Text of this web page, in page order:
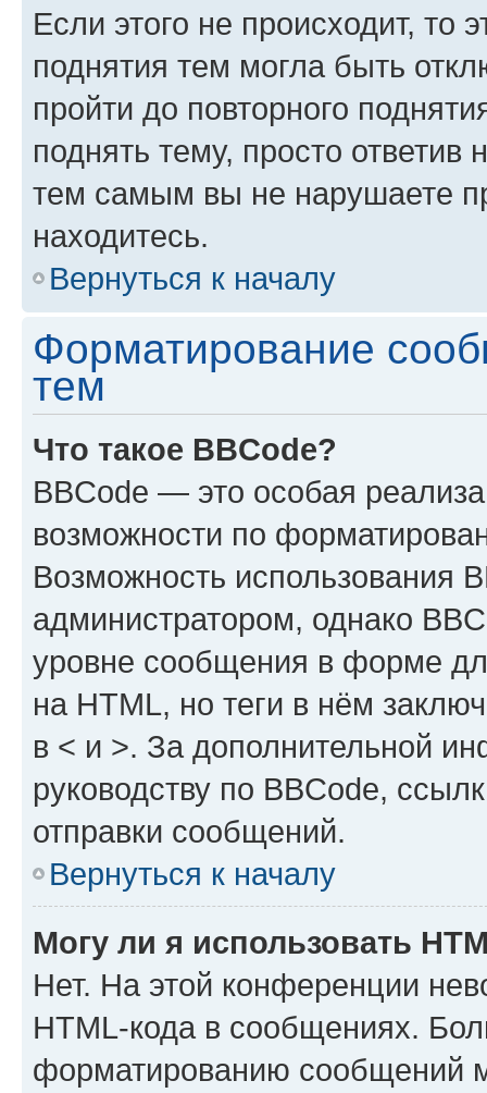
Если этого не происходит, то
поднятия тем могла быть
пройти до повторного
поднять тему, просто ответив
тем самым вы не нарушаете
находитесь.
Вернуться к началу
Форматирование
тем
Что такое BBCode?
BBCode — это особая
возможности по
Возможность использования
администратором, однако
уровне сообщения в форме
на HTML, но теги в нём
в < и >. За дополнительной
руководству по BBCode,
отправки сообщений.
Вернуться к началу
Могу ли я использовать
Нет. На этой конференции
HTML-кода в сообщениях.
форматированию сообщений